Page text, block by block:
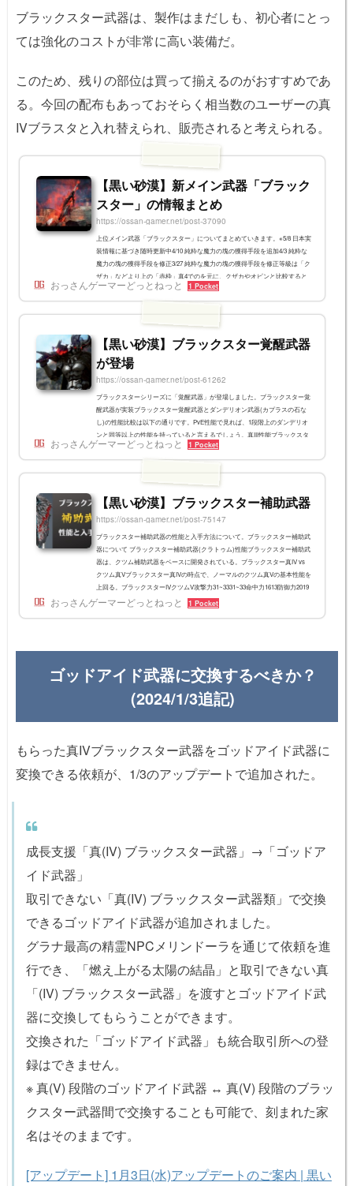
ブラックスター武器は、製作はまだしも、初心者にとっ
ては強化のコストが非常に高い装備だ。
このため、残りの部位は買って揃えるのがおすすめであ
る。今回の配布もあっておそらく相当数のユーザーの真
IVブラスタと入れ替えられ、販売されると考えられる。
【黒い砂漠】新メイン武器「ブラック
スター」の情報まとめ
https://ossan-gamer.net/post-37090
上位メイン武器「ブラックスター」についてまとめていきます。※5/8 日本実
装情報に基づき随時更新中4/10 純粋な魔力の塊の獲得手段を追加4/3 純粋な
魔力の塊の獲得手段を修正3/27 純粋な魔力の塊の獲得手段を修正等級は「ク
ザカ」などより上の「赤枠」真4でのを元に、クザカやオピンと比較すると
以下のようになります。真4時点のメイン武器性能比較武器ブラックスター
クザカオピン攻撃力121～127114～118118～120命中力200192174水晶スロッ
ト222全ての種族追加ダメージ1719 19モンスター追加攻撃力321010攻撃速
度、詠唱速度増加332クリ...
おっさんゲーマーどっとねっと 1 Pocket
【黒い砂漠】ブラックスター覚醒武器
が登場
https://ossan-gamer.net/post-61262
ブラックスターシリーズに「覚醒武器」が登場しました。ブラックスター覚
醒武器が実装ブラックスター覚醒武器とダンデリオン武器(カプラスの石な
し)の性能比較は以下の通りです。PvE性能で見れば、1段階上のダンデリオ
ンと同等以上の性能を持っていると言えるでしょう。真III性能ブラックスタ
ーダンデリオン攻撃力114～125106～115アイテム効果全ての種族追加ダメー
ジ+7モンスター追加攻撃力+10全ての種族追加ダメージ+9真IV性能ブラック
スターダンデリオン攻撃力122～133114～123アイテム効果全ての種族追加ダ
メージ+8モンスター追加...
おっさんゲーマーどっとねっと 1 Pocket
【黒い砂漠】ブラックスター補助武器
https://ossan-gamer.net/post-75147
ブラックスター補助武器の性能と入手方法について。ブラックスター補助武
器について ブラックスター補助武器(クラトゥム)性能ブラックスター補助武
器は、クツム補助武器をベースに開発されている。ブラックスター真IV vs
クツム真Vブラックスター真IVの時点で、ノーマルのクツム真Vの基本性能を
上回る。ブラックスターIVクツムV攻撃力31~3331~33命中力1613防御力2019
回避力11(+33)11(+33)ダメージ減少9(+1)8水晶スロット22モンスター追加攻
おっさんゲーマーどっとねっと 1 Pocket
ゴッドアイド武器に交換するべきか？
(2024/1/3追記)
もらった真IVブラックスター武器をゴッドアイド武器に
変換できる依頼が、1/3のアップデートで追加された。
成長支援「真(IV) ブラックスター武器」→「ゴッドア
イド武器」
取引できない「真(IV) ブラックスター武器類」で交換
できるゴッドアイド武器が追加されました。
グラナ最高の精霊NPCメリンドーラを通じて依頼を進
行でき、「燃え上がる太陽の結晶」と取引できない真
「(IV) ブラックスター武器」を渡すとゴッドアイド武
器に交換してもらうことができます。
交換された「ゴッドアイド武器」も統合取引所への登
録はできません。
※ 真(V) 段階のゴッドアイド武器 ↔ 真(V) 段階のブラッ
クスター武器間で交換することも可能で、刻まれた家
名はそのままです。
[アップデート] 1月3日(水)アップデートのご案内 | 黒い